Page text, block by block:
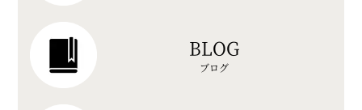
BLOG
ブログ